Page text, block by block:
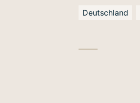
Deutschland